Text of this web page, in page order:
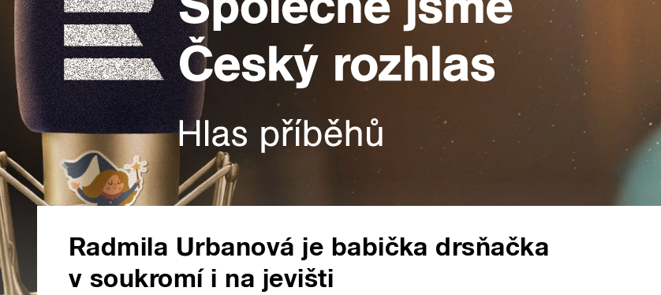
Radmila Urbanová je babička drsňačka
v soukromí i na jevišti